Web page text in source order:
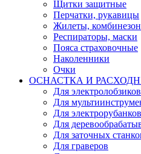
Щитки защитные
Перчатки, рукавицы
Жилеты,
Респираторы, маски
Пояса страховочные
Наколенники
Очки
ОСНАСТКА И
Для
Для
Для электрорубанков
Для
Для заточных
Для граверов